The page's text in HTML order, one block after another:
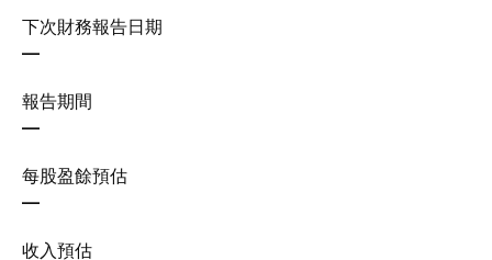
下次財務報告日期
—
報告期間
—
每股盈餘預估
—
收入預估